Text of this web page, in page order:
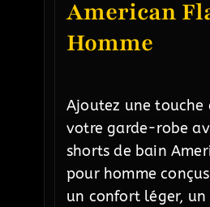
American
Homme
Ajoutez une touche
votre garde-robe
shorts de bain
pour homme
un confort léger, un